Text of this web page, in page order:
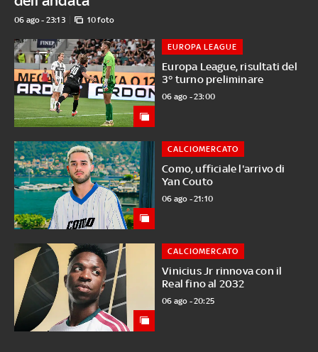
06 ago - 23:13 10 foto
Europa League, risultati del
3° turno preliminare
EUROPA LEAGUE
06 ago - 23:00
Como, ufficiale l'arrivo di
Yan Couto
CALCIOMERCATO
06 ago - 21:10
Vinicius Jr rinnova con il
Real fino al 2032
CALCIOMERCATO
06 ago - 20:25